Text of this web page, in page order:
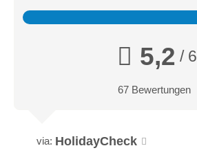
5,2 / 6
67 Bewertungen
via: HolidayCheck